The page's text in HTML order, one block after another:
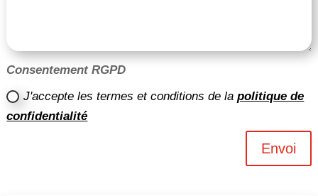
Consentement RGPD
J'accepte les termes et conditions de lapolitique de
confidentialité
Envoi